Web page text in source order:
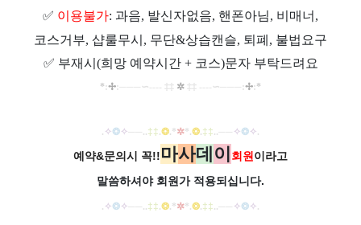
✅ 이용불가: 과음, 발신자없음, 핸폰아님, 비매너,
코스거부, 샵룰무시, 무단&상습캔슬, 퇴폐, 불법요구
✅ 부재시(희망 예약시간 + 코스)문자 부탁드려요
*:✢:───∽---- ‡‡ ✲ ‡‡ ---- ∽───:✢: *
. ✧❂✧──..‡‡.❂.*✲*.❂.‡‡..── ✧❂✧.
예약&문의시 꼭!!마사데 이 회원이라고
말씀하셔야 회원가 적용되십니다.
. ✧❂✧──..‡‡.❂.*✲*.❂.‡‡..── ✧❂✧.